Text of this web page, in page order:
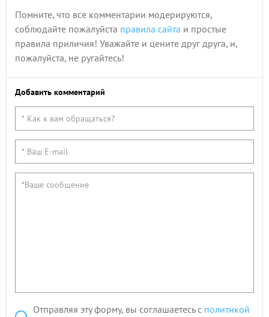
Помните, что все комментарии модерируются,
соблюдайте пожалуйста правила сайта и простые
правила приличия! Уважайте и цените друг друга, и,
пожалуйста, не ругайтесь!
Добавить комментарий
Отправляя эту форму, вы соглашаетесь с политикой